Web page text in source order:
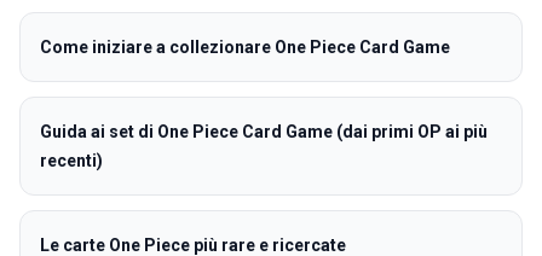
Come iniziare a collezionare One Piece Card Game
Guida ai set di One Piece Card Game (dai primi OP ai più
recenti)
Le carte One Piece più rare e ricercate